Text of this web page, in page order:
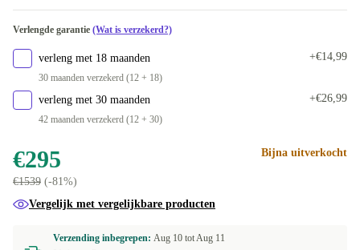
ES (Spaans)
FI (Fins)
FR (Frans) +€78,50
IT (Italiaans)
Verlengde garantie (Wat is verzekerd?)
verleng met 18 maanden
30 maanden verzekerd (12 + 18)
+€14,99
verleng met 30 maanden
42 maanden verzekerd (12 + 30)
+€26,99
€295
€1539 (-81%)
Bijna uitverkocht
Vergelijk met vergelijkbare producten
Verzending inbegrepen: Aug 10 totAug 11